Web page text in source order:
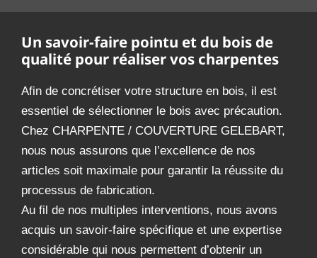
Un savoir-faire pointu et du bois de
qualité pour réaliser vos charpentes
Afin de concrétiser votre structure en bois, il est
essentiel de sélectionner le bois avec précaution.
Chez CHARPENTE / COUVERTURE GELEBART,
nous nous assurons que l’excellence de nos
articles soit maximale pour garantir la réussite du
processus de fabrication.
Au fil de nos multiples interventions, nous avons
acquis un savoir-faire spécifique et une expertise
considérable qui nous permettent d’obtenir un